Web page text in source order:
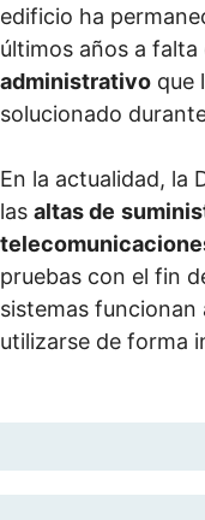
edificio ha
últimos años a falta
administrativo que
solucionado
En la actualidad, la
las altas de
pruebas con el fin
sistemas funcionan
utilizarse de forma